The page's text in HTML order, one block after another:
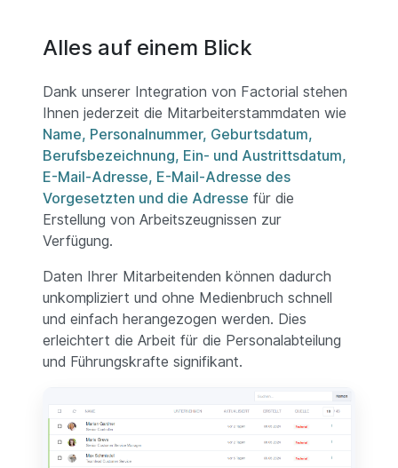
Alles auf einem Blick
Dank unserer Integration von Factorial stehen
Ihnen jederzeit die Mitarbeiterstammdaten wie
Name, Personalnummer, Geburtsdatum,
Berufsbezeichnung, Ein- und Austrittsdatum,
E-Mail-Adresse, E-Mail-Adresse des
Vorgesetzten und die Adresse für die
Erstellung von Arbeitszeugnissen zur
Verfügung.
Daten Ihrer Mitarbeitenden können dadurch
unkompliziert und ohne Medienbruch schnell
und einfach herangezogen werden. Dies
erleichtert die Arbeit für die Personalabteilung
und Führungskrafte signifikant.